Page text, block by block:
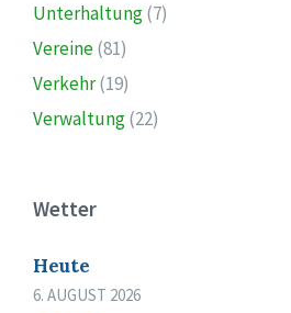
Unterhaltung(7)
Vereine(81)
Verkehr(19)
Verwaltung(22)
Wetter
Heute
6. AUGUST 2026